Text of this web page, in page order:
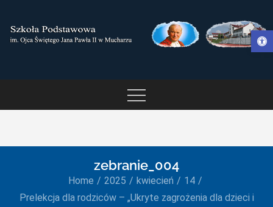
Otwórz pasek narzędzi
content
OJCA ŚWIĘTEGO JANA
zebranie_004
Home 2025 kwiecień
14
Prelekcja dla rodziców – „Ukryte zagrożenia dla dzieci i